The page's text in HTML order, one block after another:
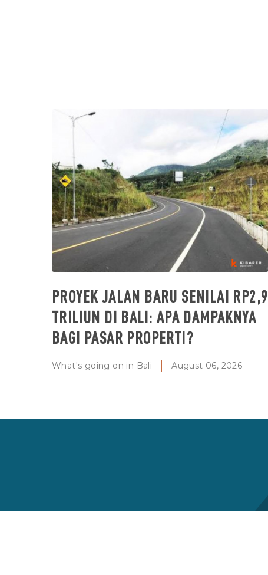
PROYEK JALAN BARU SENILAI RP2,9
TRILIUN DI BALI: APA DAMPAKNYA
BAGI PASAR PROPERTI?
What's going on in Bali August 06, 2026